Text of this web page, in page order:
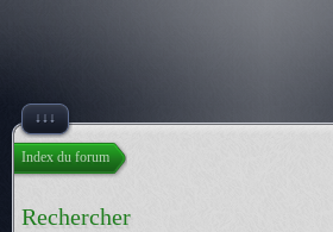
↓↓↓
Index du forum
Rechercher